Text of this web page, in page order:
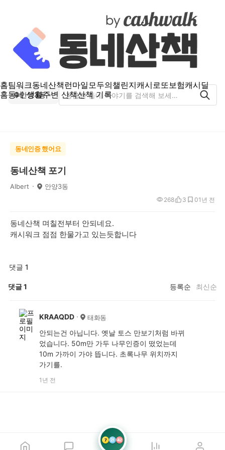
홈팀워크동네산책런마일모두의챌린지캐시로또보험캐시딜
홈동네 생활주변 산책산책 기록
안양3동
동네인증 했어요
동네산책 포기
Albert 안양3동
1년 전
268 3 0
동네산책 며칠전부터 안되네요.
캐시워크 점점 한물가고 있는듯합니다
댓글 1
댓글1 등록순 최신순
KRAAQDD 태화동
안되는건 아닙니다. 옛날 토스 만보기처럼 바뀌
었습니다. 50m만 가두 나무인증이 떴었는데
10m 가까이 가야 뜹니다. 초록나무 위치까지
가기를.
1년 전
7 21 42